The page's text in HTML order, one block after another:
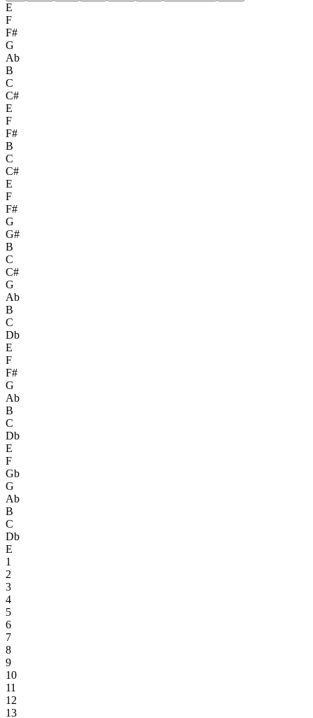
E
F
F#
G
Ab
B
C
C#
E
F
F#
B
C
C#
E
F
F#
G
G#
B
C
C#
G
Ab
B
C
Db
E
F
F#
G
Ab
B
C
Db
E
F
Gb
G
Ab
B
C
Db
E
1
2
3
4
5
6
7
8
9
10
11
12
13